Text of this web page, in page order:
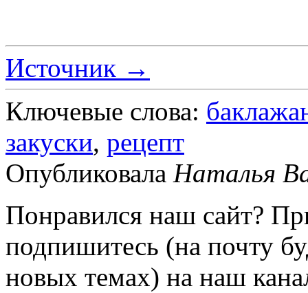
Источник →
Ключевые слова:
закуски, рецепт
Опубликовала Наталья
Понравился наш сайт?
подпишитесь (на почту
новых темах) на наш